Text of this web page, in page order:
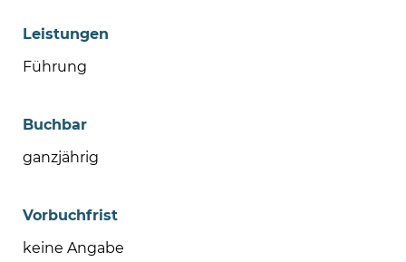
Leistungen
Führung
Buchbar
ganzjährig
Vorbuchfrist
keine Angabe